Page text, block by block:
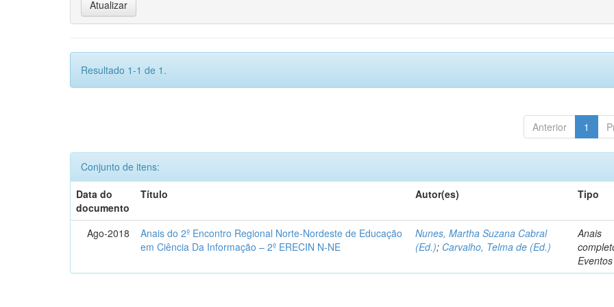
Resultado 1-1 de 1.
Anterior 1
Conjunto de itens:
Data do
documento
Título Autor(es) Tipo
Ago-2018
Anais do 2º Encontro Regional Norte-Nordeste de Educação
em Ciência Da Informação – 2º ERECIN N-NE
Nunes, Martha Suzana Cabral
(Ed.); Carvalho, Telma de (Ed.)
Anais
Eventos